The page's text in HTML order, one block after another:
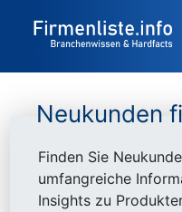
Neukunden
Finden Sie
umfangreiche
Insights zu